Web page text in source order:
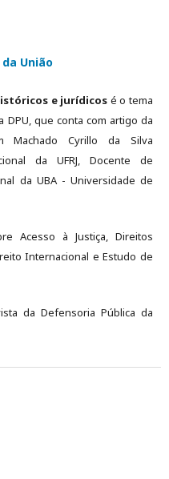
União
e jurídicos é o tema
DPU, que conta com artigo da
Machado Cyrillo da Silva
da UFRJ, Docente de
da UBA - Universidade de
Acesso à Justiça, Direitos
Internacional e Estudo de
da Defensoria Pública da